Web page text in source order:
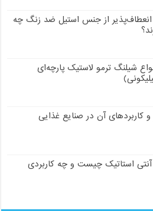
از جنس استیل ضد زنگ چه
شیلنگ ترمو لاستیک پارچه‌ای
و کاربردهای آن در صنایع غذایی
استاتیک چیست و چه کاربردی